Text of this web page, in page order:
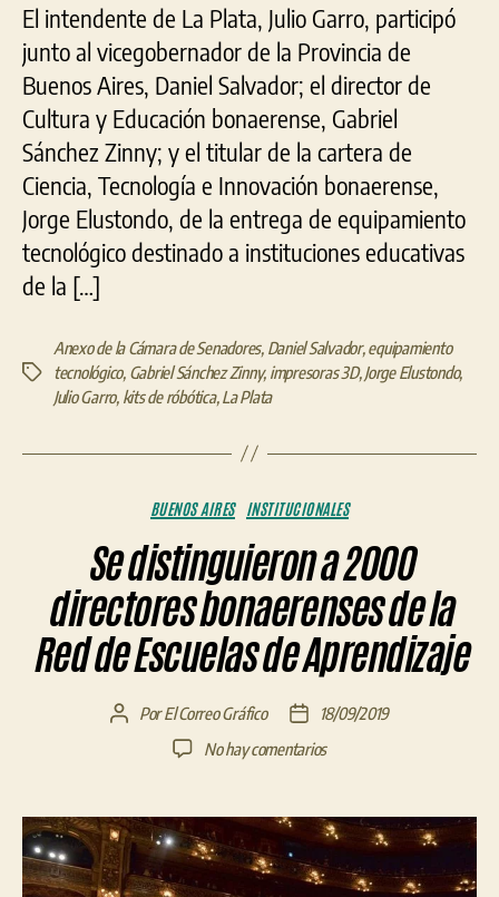
El intendente de La Plata, Julio Garro, participó
junto al vicegobernador de la Provincia de
Buenos Aires, Daniel Salvador; el director de
Cultura y Educación bonaerense, Gabriel
Sánchez Zinny; y el titular de la cartera de
Ciencia, Tecnología e Innovación bonaerense,
Jorge Elustondo, de la entrega de equipamiento
tecnológico destinado a instituciones educativas
de la […]
Etiquetas
Anexo de la Cámara de Senadores, Daniel Salvador, equipamiento
tecnológico, Gabriel Sánchez Zinny, impresoras 3D, Jorge Elustondo,
Julio Garro, kits de róbótica, La Plata
Categorías
BUENOS AIRES INSTITUCIONALES
Se distinguieron a 2000
directores bonaerenses de la
Red de Escuelas de Aprendizaje
AutorPorEl Correo Gráfico
Fecha
de
18/09/2019
No hay comentariosen
a
2000
directores